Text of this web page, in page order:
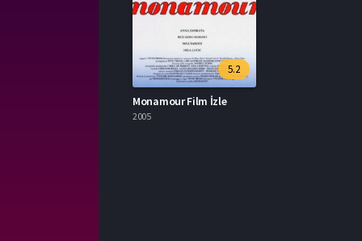
5.2
Monamour Film İzle
2005